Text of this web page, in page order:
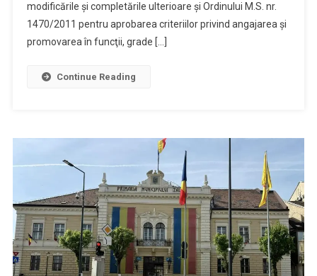
modificările și completările ulterioare și Ordinului M.S. nr.
1470/2011 pentru aprobarea criteriilor privind angajarea şi
promovarea în funcţii, grade […]
Continue Reading